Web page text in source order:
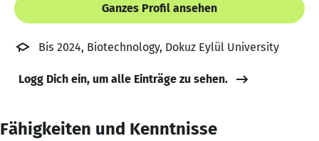
Ganzes Profil ansehen
Bis 2024, Biotechnology, Dokuz Eylül University
Logg Dich ein, um alle Einträge zu sehen.
Fähigkeiten und Kenntnisse